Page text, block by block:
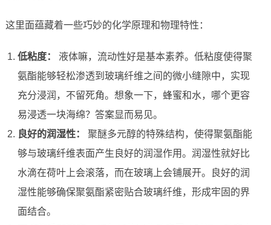
这里面蕴藏着一些巧妙的化学原理和物理特性：
低粘度：
液体嘛，流动性好是基本素养。低粘度使得聚
氨酯能够轻松渗透到玻璃纤维之间的微小缝隙中，实现
充分浸润，不留死角。想象一下，蜂蜜和水，哪个更容
易浸透一块海绵？答案显而易见。
良好的润湿性：
聚醚多元醇的特殊结构，使得聚氨酯能
够与玻璃纤维表面产生良好的润湿作用。润湿性就好比
水滴在荷叶上会滚落，而在玻璃上会铺展开。良好的润
湿性能够确保聚氨酯紧密贴合玻璃纤维，形成牢固的界
面结合。